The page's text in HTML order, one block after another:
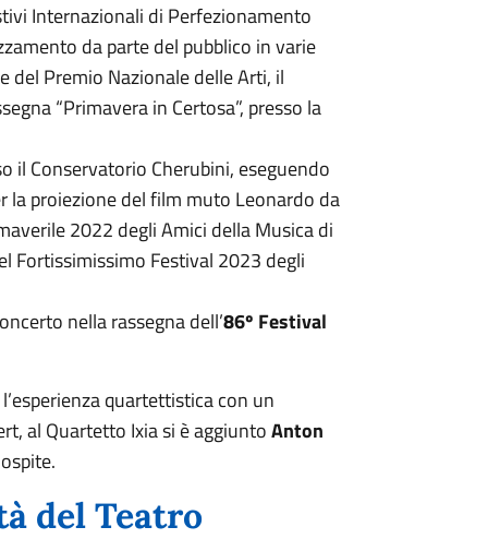
Internazionali di Perfezionamento
da parte del pubblico in varie
del Premio Nazionale delle Arti, il
“Primavera in Certosa”, presso la
il Conservatorio Cherubini, eseguendo
la proiezione del film muto Leonardo da
2022 degli Amici della Musica di
Fortissimissimo Festival 2023 degli
nella rassegna dell’86º Festival
quartettistica con un
al Quartetto Ixia si è aggiuntoAnton
del Teatro